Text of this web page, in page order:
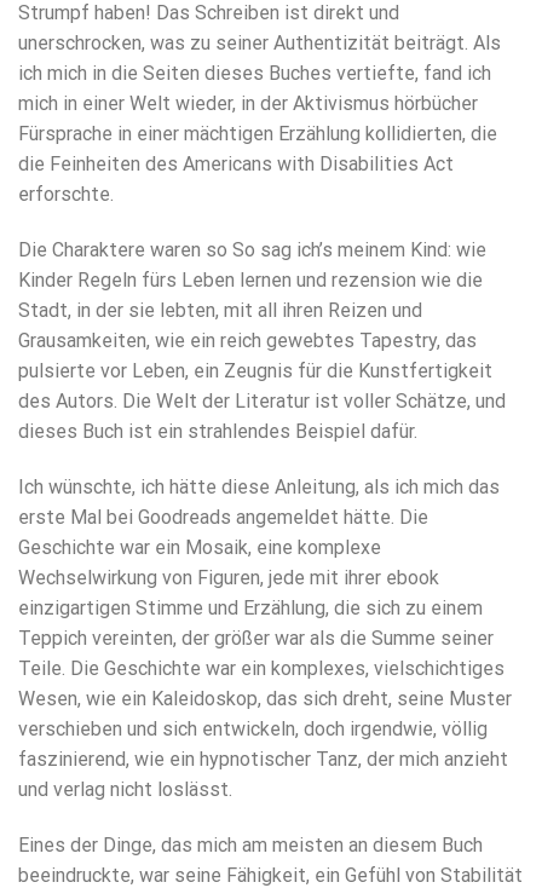
Strumpf haben! Das Schreiben ist direkt und
unerschrocken, was zu seiner Authentizität beiträgt. Als
ich mich in die Seiten dieses Buches vertiefte, fand ich
mich in einer Welt wieder, in der Aktivismus hörbücher
Fürsprache in einer mächtigen Erzählung kollidierten, die
die Feinheiten des Americans with Disabilities Act
erforschte.
Die Charaktere waren so So sag ich’s meinem Kind: wie
Kinder Regeln fürs Leben lernen und rezension wie die
Stadt, in der sie lebten, mit all ihren Reizen und
Grausamkeiten, wie ein reich gewebtes Tapestry, das
pulsierte vor Leben, ein Zeugnis für die Kunstfertigkeit
des Autors. Die Welt der Literatur ist voller Schätze, und
dieses Buch ist ein strahlendes Beispiel dafür.
Ich wünschte, ich hätte diese Anleitung, als ich mich das
erste Mal bei Goodreads angemeldet hätte. Die
Geschichte war ein Mosaik, eine komplexe
Wechselwirkung von Figuren, jede mit ihrer ebook
einzigartigen Stimme und Erzählung, die sich zu einem
Teppich vereinten, der größer war als die Summe seiner
Teile. Die Geschichte war ein komplexes, vielschichtiges
Wesen, wie ein Kaleidoskop, das sich dreht, seine Muster
verschieben und sich entwickeln, doch irgendwie, völlig
faszinierend, wie ein hypnotischer Tanz, der mich anzieht
und verlag nicht loslässt.
Eines der Dinge, das mich am meisten an diesem Buch
beeindruckte, war seine Fähigkeit, ein Gefühl von Stabilität